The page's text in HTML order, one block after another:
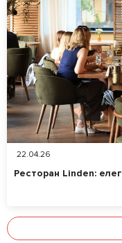
22.04.26
Ресторан Linden: